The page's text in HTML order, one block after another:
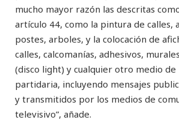
mucho mayor razón las descritas
artículo 44, como la pintura de calles,
postes, arboles, y la colocación de
calles, calcomanías, adhesivos,
(disco light) y cualquier otro medio de
partidaria, incluyendo mensajes
y transmitidos por los medios de
televisivo”, añade.